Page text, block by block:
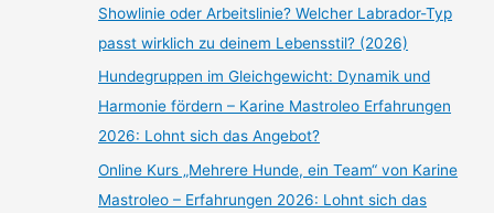
Showlinie oder Arbeitslinie? Welcher Labrador-Typ
passt wirklich zu deinem Lebensstil? (2026)
Hundegruppen im Gleichgewicht: Dynamik und
Harmonie fördern – Karine Mastroleo Erfahrungen
2026: Lohnt sich das Angebot?
Online Kurs „Mehrere Hunde, ein Team“ von Karine
Mastroleo – Erfahrungen 2026: Lohnt sich das